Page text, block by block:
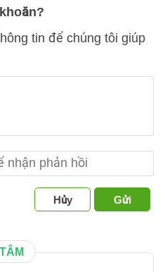
tin để chúng tôi giúp
Hủy Gửi